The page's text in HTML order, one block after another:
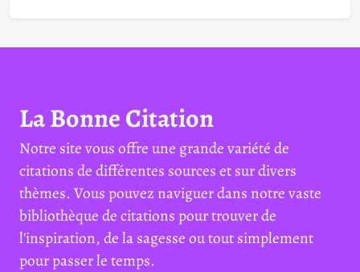
La Bonne Citation
Notre site vous offre une grande variété de
citations de différentes sources et sur divers
thèmes. Vous pouvez naviguer dans notre vaste
bibliothèque de citations pour trouver de
l'inspiration, de la sagesse ou tout simplement
pour passer le temps.